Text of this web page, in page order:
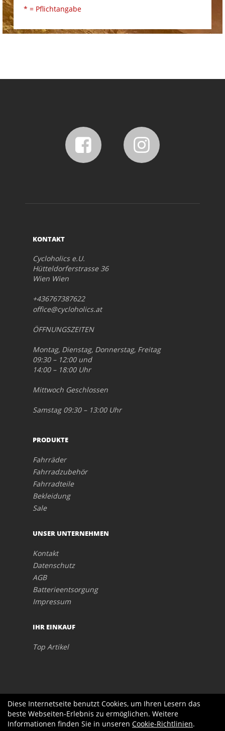
* = Pflichtangabe
KONTAKT
Cycloholics e.U.
Hütteldorferstrasse 36
Wien Wien
+436767387622
office@cycloholics.at
ÖFFNUNGSZEITEN
Montag, Dienstag, Donnerstag, Freitag
09:30 – 12:00 und
14:00 – 18:00 Uhr
Mittwoch Geschlossen
Samstag 09:30 – 13:00 Uhr
PRODUKTE
Fahrräder
Fahrradzubehör
Fahrradteile
Bekleidung
Sale
UNSER UNTERNEHMEN
Kontakt
Datenschutz
AGB
Batterieentsorgung
Impressum
IHR EINKAUF
Top Artikel
Diese Internetseite benutzt Cookies, um Ihren Lesern das
beste Webseiten-Erlebnis zu ermöglichen. Weitere
Informationen finden Sie in unseren Cookie-Richtlinien.